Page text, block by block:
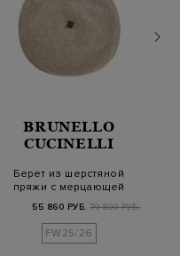
BRUNELLO
CUCINELLI
Берет из шерстяной
пряжи с мерцающей
деталью Мониль
55 860 РУБ. 79 800 РУБ.
FW25/26